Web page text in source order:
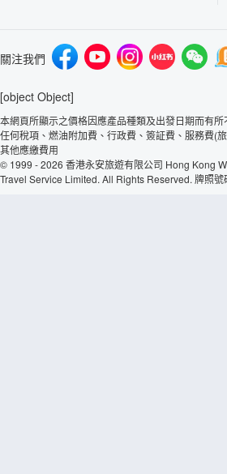
關注我們
[object Object]
本網頁所顯示之價格因應產品種類及出發日期而有
任何稅項、燃油附加費、行政費、簽証費、服務費(
其他應繳費用
© 1999 - 2026 香港永安旅遊有限公司 Hong Kong
Travel Service Limited. All Rights Reserved. 牌照